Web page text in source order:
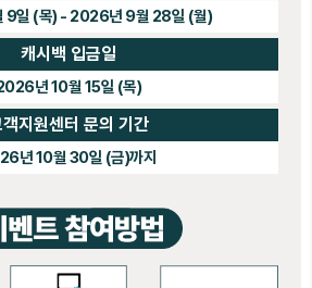
9일 (목) - 2026년 9월 28일 (월)
캐시백 입금일
년 10월 15일 (목)
지원센터 문의 기간
년 10월 30일 (금)까지